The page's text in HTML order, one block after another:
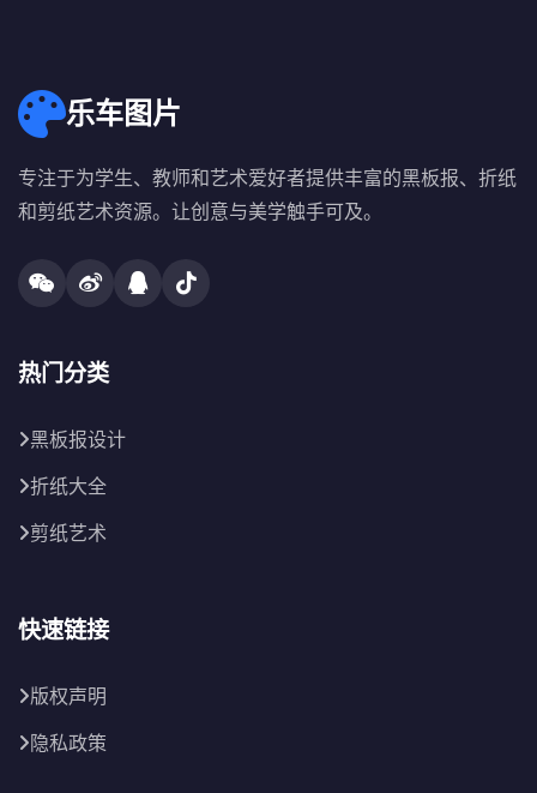
乐车图片
专注于为学生、教师和艺术爱好者提供丰富的黑板报、折纸
和剪纸艺术资源。让创意与美学触手可及。
热门分类
黑板报设计
折纸大全
剪纸艺术
快速链接
版权声明
隐私政策